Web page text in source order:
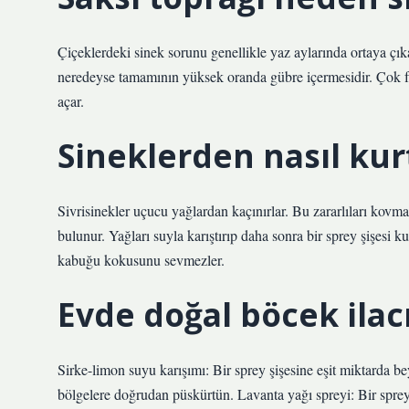
Çiçeklerdeki sinek sorunu genellikle yaz aylarında ortaya
neredeyse tamamının yüksek oranda gübre içermesidir.
açar.
Sineklerden nasıl
Sivrisinekler uçucu yağlardan kaçınırlar. Bu zararlıları
bulunur. Yağları suyla karıştırıp daha sonra bir sprey
kabuğu kokusunu sevmezler.
Evde doğal böcek
Sirke-limon suyu karışımı: Bir sprey şişesine eşit miktarda
bölgelere doğrudan püskürtün. Lavanta yağı spreyi: Bir